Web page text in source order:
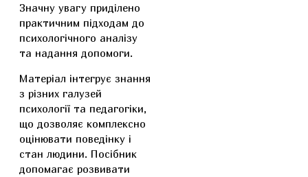
Значну увагу приділено
практичним підходам до
психологічного аналізу
та надання допомоги.
Матеріал інтегрує знання
з різних галузей
психології та педагогіки,
що дозволяє комплексно
оцінювати поведінку і
стан людини. Посібник
допомагає розвивати